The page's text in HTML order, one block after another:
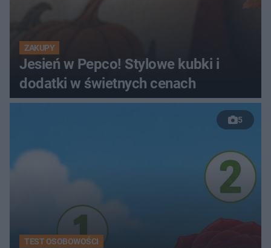
ZAKUPY
Jesień w Pepco! Stylowe kubki i
dodatki w świetnych cenach
5
TEST OSOBOWOŚCI